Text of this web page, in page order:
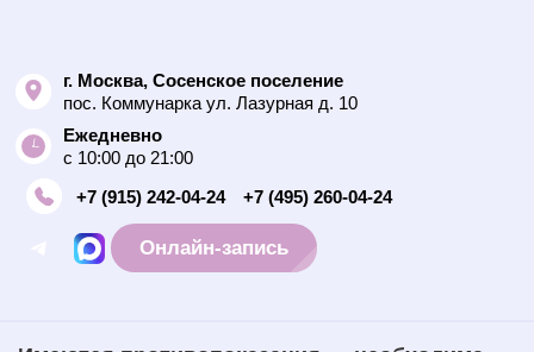
г. Москва, Сосенское поселение
пос. Коммунарка ул. Лазурная д. 10
Ежедневно
с 10:00 до 21:00
+7 (915) 242-04-24
+7 (495) 260-04-24
Онлайн-запись